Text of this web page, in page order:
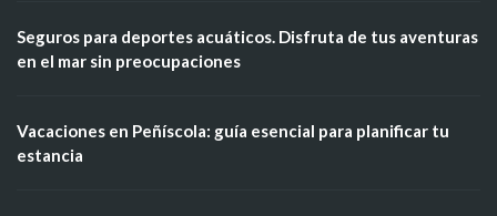
Seguros para deportes acuáticos. Disfruta de tus aventuras
en el mar sin preocupaciones
Vacaciones en Peñíscola: guía esencial para planificar tu
estancia